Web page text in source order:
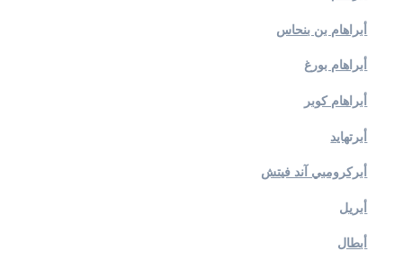
أبراهام بن بنحاس
أبراهام بورغ
أبراهام كوبر
أبرتهايد
أبركرومبي آند فيتش
أبريل
أبطال